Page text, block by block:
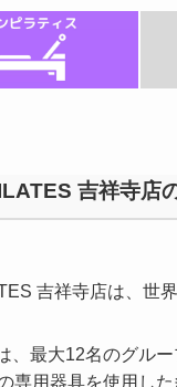
吉祥寺店
吉祥寺店は、世
、最大12名のグル
専用器具を使用し